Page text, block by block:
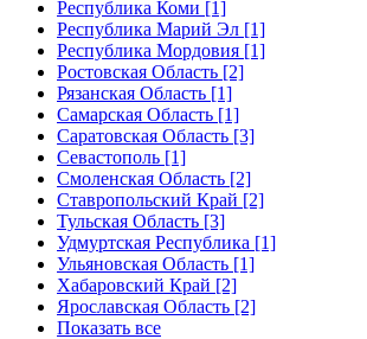
Республика Коми [1]
Республика Марий Эл [1]
Республика Мордовия [1]
Ростовская Область [2]
Рязанская Область [1]
Самарская Область [1]
Саратовская Область [3]
Севастополь [1]
Смоленская Область [2]
Ставропольский Край [2]
Тульская Область [3]
Удмуртская Республика [1]
Ульяновская Область [1]
Хабаровский Край [2]
Ярославская Область [2]
Показать все